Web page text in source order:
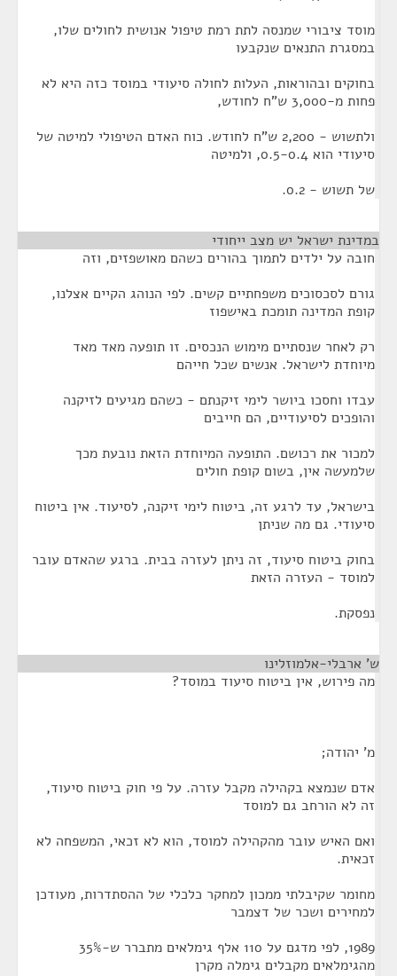
מוסד ציבורי שמנסה לתת רמת טיפול אנושית לחולים שלו,
במסגרת התנאים שנקבעו
בחוקים ובהוראות, העלות לחולה סיעודי במוסד כזה היא לא
פחות מ-3,000 ש"ח לחודש,
ולתשוש - 2,200 ש"ח לחודש. כוח האדם הטיפולי למיטה של
סיעודי הוא 0.5-0.4, ולמיטה
של תשוש - 0.2.
במדינת ישראל יש מצב ייחודי
חובה על ילדים לתמוך בהורים כשהם מאושפזים, וזה
גורם לסכסוכים משפחתיים קשים. לפי הנוהג הקיים אצלנו,
קופת המדינה תומכת באישפוז
רק לאחר שנסתיים מימוש הנכסים. זו תופעה מאד מאד
מיוחדת לישראל. אנשים שכל חייהם
עבדו וחסכו ביושר לימי זיקנתם - כשהם מגיעים לזיקנה
והופכים לסיעודיים, הם חייבים
למכור את רכושם. התופעה המיוחדת הזאת נובעת מכך
שלמעשה אין, בשום קופת חולים
בישראל, עד לרגע זה, ביטוח לימי זיקנה, לסיעוד. אין ביטוח
סיעודי. גם מה שניתן
בחוק ביטוח סיעוד, זה ניתן לעזרה בבית. ברגע שהאדם עובר
למוסד - העזרה הזאת
נפסקת.
ש' ארבלי-אלמוזלינו
מה פירוש, אין ביטוח סיעוד במוסד?
מ' יהודה;
אדם שנמצא בקהילה מקבל עזרה. על פי חוק ביטוח סיעוד,
זה לא הורחב גם למוסד
ואם האיש עובר מהקהילה למוסד, הוא לא זכאי, המשפחה לא
זכאית.
מחומר שקיבלתי ממכון למחקר כלכלי של ההסתדרות, מעודכן
למחירים ושכר של דצמבר
1989, לפי מדגם על 110 אלף גימלאים מתברר ש-35%
מהגימלאים מקבלים גימלה מקרן